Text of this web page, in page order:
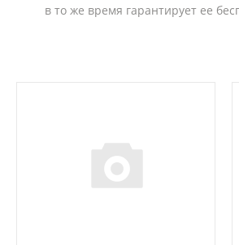
в то же время гарантирует ее